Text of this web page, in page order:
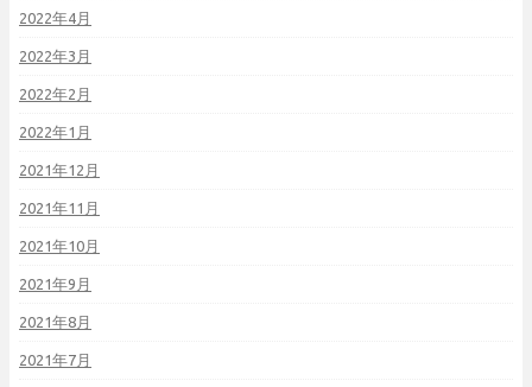
2022年4月
2022年3月
2022年2月
2022年1月
2021年12月
2021年11月
2021年10月
2021年9月
2021年8月
2021年7月